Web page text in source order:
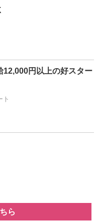
12,000円以上の好スター
ト
ら